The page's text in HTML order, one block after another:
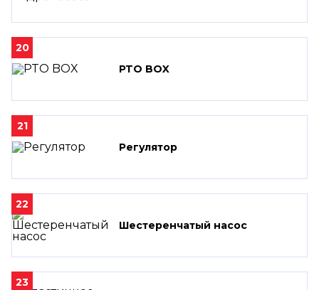
20
PTO BOX
21
Регулятор
22
Шестеренчатый насос
23